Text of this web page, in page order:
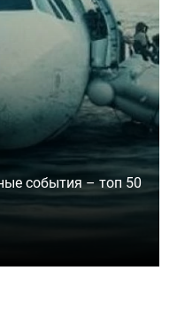
события – топ 50